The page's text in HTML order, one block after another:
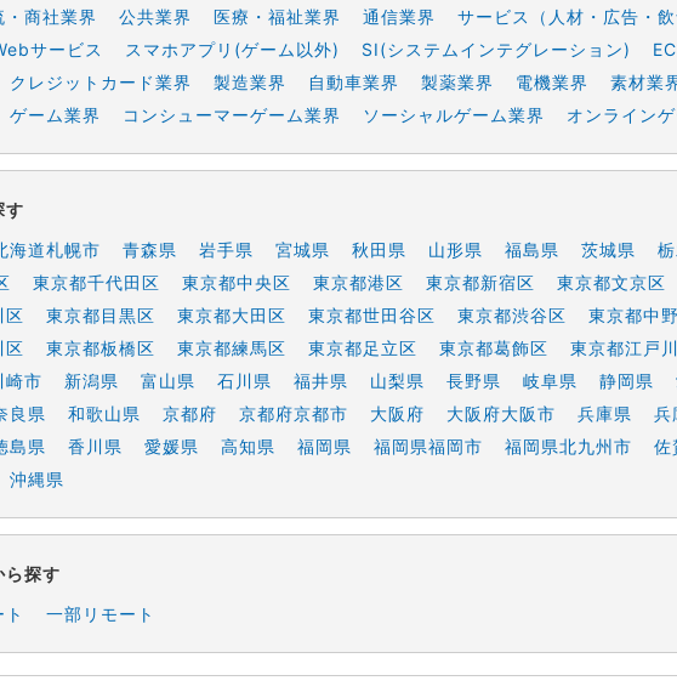
商社業界
公共業界 医療・福祉業界 通信業界 サービス（人材・広告・
サービス スマホアプリ(ゲーム以外) SI(システムインテグレーション)
クレジットカード業界 製造業界 自動車業界 製薬業界 電機業界 素材業
ゲーム業界 コンシューマーゲーム業界 ソーシャルゲーム業界 オンライン
す
海道札幌市 青森県 岩手県 宮城県 秋田県 山形県 福島県 茨城県
東京都千代田区 東京都中央区 東京都港区 東京都新宿区 東京都文京区
区
東京都目黒区 東京都大田区 東京都世田谷区 東京都渋谷区 東京都中
区
東京都板橋区 東京都練馬区 東京都足立区 東京都葛飾区 東京都江戸
崎市
新潟県 富山県 石川県 福井県 山梨県 長野県 岐阜県 静岡県
良県 和歌山県 京都府 京都府京都市 大阪府 大阪府大阪市 兵庫県 兵
島県 香川県 愛媛県 高知県 福岡県 福岡県福岡市 福岡県北九州市 佐
沖縄県
ら探す
一部リモート